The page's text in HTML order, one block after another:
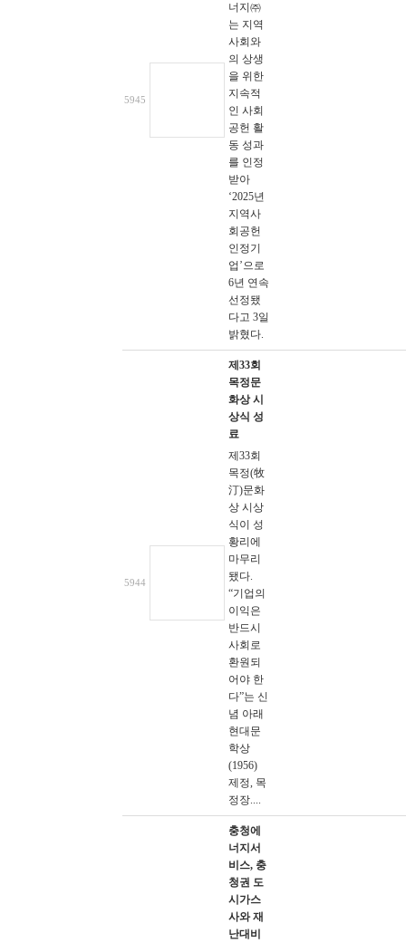
5945
너지㈜
는 지역
사회와
의 상생
을 위한
지속적
인 사회
공헌 활
동 성과
를 인정
받아
‘2025년
지역사
회공헌
인정기
업’으로
6년 연속
선정됐
다고 3일
밝혔다.
5944
제33회
목정문
화상 시
상식 성
료
제33회
목정(牧
汀)문화
상 시상
식이 성
황리에
마무리
됐다.
“기업의
이익은
반드시
사회로
환원되
어야 한
다”는 신
념 아래
현대문
학상
(1956)
제정, 목
정장....
충청에
너지서
비스, 충
청권 도
시가스
사와 재
난대비